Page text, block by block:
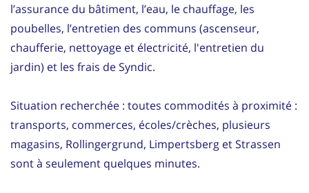
l’assurance du bâtiment, l’eau, le chauffage, les
poubelles, l’entretien des communs (ascenseur,
chaufferie, nettoyage et électricité, l'entretien du
jardin) et les frais de Syndic.
Situation recherchée : toutes commodités à proximité :
transports, commerces, écoles/crèches, plusieurs
magasins, Rollingergrund, Limpertsberg et Strassen
sont à seulement quelques minutes.